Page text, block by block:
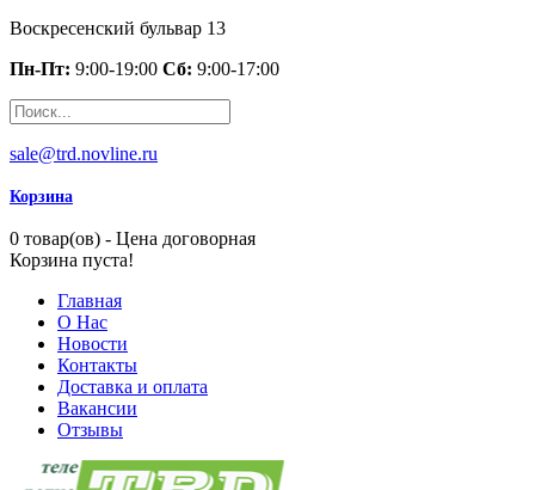
Воскресенский бульвар 13
Пн-Пт: 9:00-19:00 Сб: 9:00-17:00
sale@trd.novline.ru
Корзина
0 товар(ов) - Цена договорная
Корзина пуста!
Главная
О Нас
Новости
Контакты
Доставка и оплата
Вакансии
Отзывы